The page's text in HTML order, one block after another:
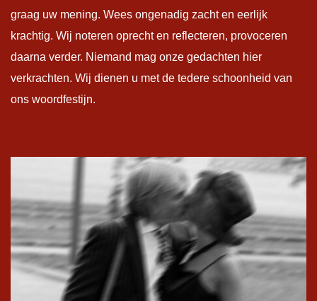
graag uw mening. Wees ongenadig zacht en eerlijk
krachtig. Wij noteren oprecht en reflecteren, provoceren
daarna verder. Niemand mag onze gedachten hier
verkrachten. Wij dienen u met de tedere schoonheid van
ons woordfestijn.